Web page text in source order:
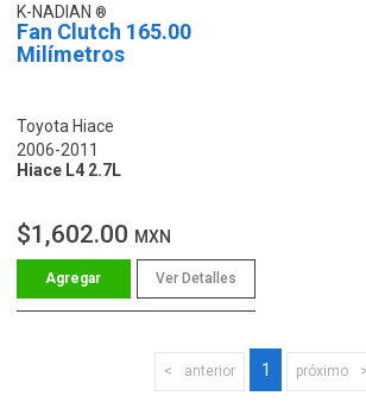
K-NADIAN
Fan Clutch 165.00
Milímetros
Toyota Hiace
2006-2011
Hiace L4 2.7L
$1,602.00 MXN
Ver Detalles
anterior 1 próximo